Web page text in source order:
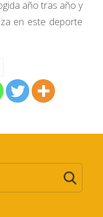
año tras año y
en este deporte